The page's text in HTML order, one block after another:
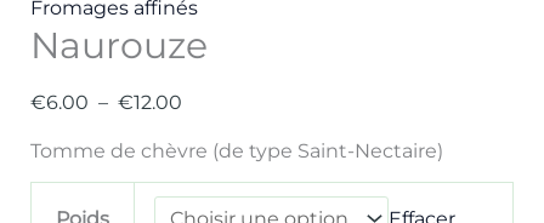
Fromages affinés
Naurouze
€6.00 – €12.00
Tomme de chèvre (de type Saint-Nectaire)